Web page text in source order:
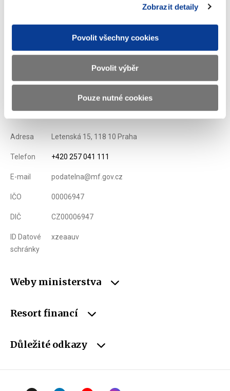
Zobrazit detaily
Povolit všechny cookies
Povolit výběr
Pouze nutné cookies
400 mil. Kč. Konkrétní investiční záměry budou představeny na
tiskové konferenci, která je plánována na konci února letošního
Adresa Letenská 15, 118 10 Praha
Telefon +420 257 041 111
E-mail podatelna@mf.gov.cz
IČO 00006947
DIČ CZ00006947
ID Datové
schránky
xzeaauv
Weby ministerstva
Resort financí
Důležité odkazy